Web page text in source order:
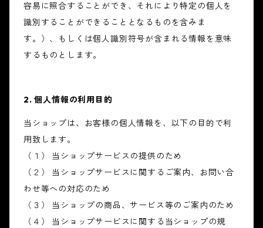
容易に照合することができ、それにより特定の個人を
識別することができることとなるものを含みま
す。）、もしくは個人識別符号が含まれる情報を意味
するものとします。
2. 個人情報の利用目的
当ショップは、お客様の個人情報を、以下の目的で利
用致します。
（１） 当ショップサービスの提供のため
（２） 当ショップサービスに関するご案内、お問い合
わせ等への対応のため
（３） 当ショップの商品、サービス等のご案内のため
（４） 当ショップサービスに関する当ショップの規